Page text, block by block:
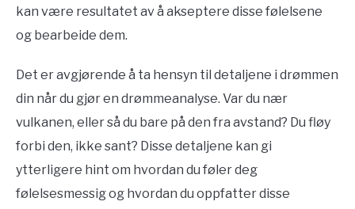
kan være resultatet av å akseptere disse følelsene
og bearbeide dem.
Det er avgjørende å ta hensyn til detaljene i drømmen
din når du gjør en drømmeanalyse. Var du nær
vulkanen, eller så du bare på den fra avstand? Du fløy
forbi den, ikke sant? Disse detaljene kan gi
ytterligere hint om hvordan du føler deg
følelsesmessig og hvordan du oppfatter disse